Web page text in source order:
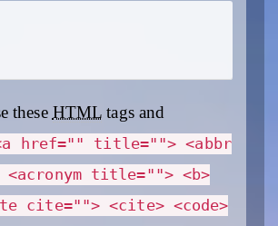
these HTML tags and
href="" title=""> <abbr
title=""> <b>
cite=""> <cite> <code>